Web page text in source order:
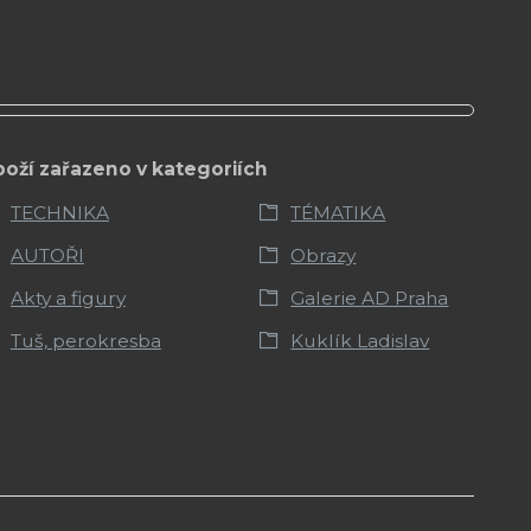
zařazeno v kategoriích
TECHNIKA
TÉMATIKA
AUTOŘI
Obrazy
Akty a figury
Galerie AD Praha
Tuš, perokresba
Kuklík Ladislav